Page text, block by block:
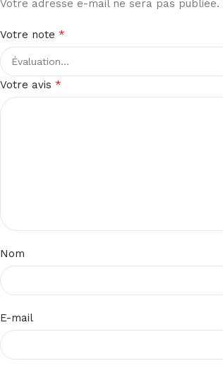
Votre adresse e-mail ne sera pas publiée.
Votre note *
Votre avis *
Nom
E-mail